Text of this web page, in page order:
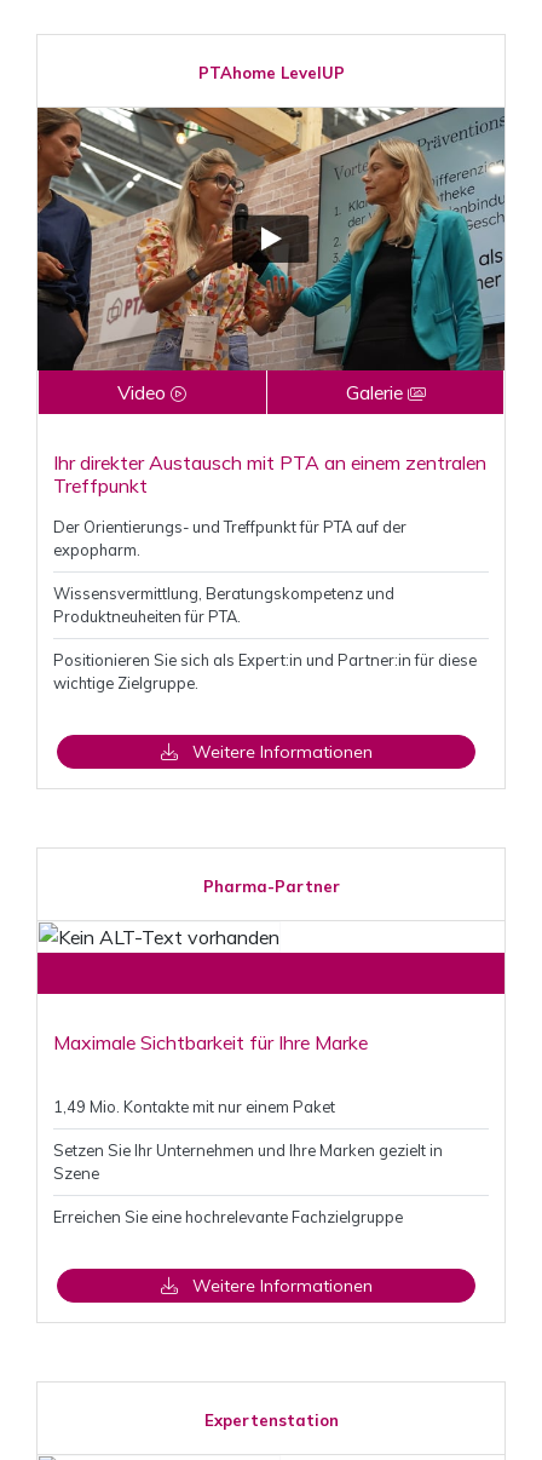
PTAhome LevelUP
Video Galerie
Ihr direkter Austausch mit PTA an einem zentralen
Treffpunkt
Der Orientierungs- und Treffpunkt für PTA auf der
expopharm.
Wissensvermittlung, Beratungskompetenz und
Produktneuheiten für PTA.
Positionieren Sie sich als Expert:in und Partner:in für diese
wichtige Zielgruppe.
Weitere Informationen
Pharma-Partner
Maximale Sichtbarkeit für Ihre Marke
1,49 Mio. Kontakte mit nur einem Paket
Setzen Sie Ihr Unternehmen und Ihre Marken gezielt in
Szene
Erreichen Sie eine hochrelevante Fachzielgruppe
Weitere Informationen
Expertenstation